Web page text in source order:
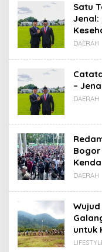
Satu
DAERAH
–
DAERAH
DAERAH
untuk